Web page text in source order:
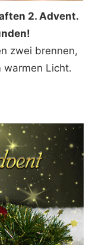
2. Advent.
zwei brennen,
warmen Licht.